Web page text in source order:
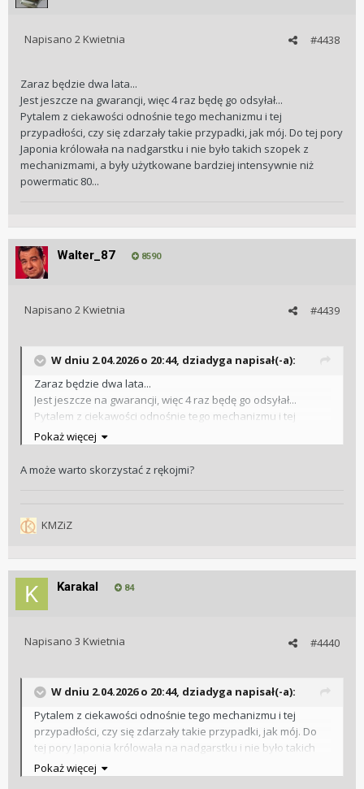
#4438
Napisano 2 Kwietnia
Zaraz będzie dwa lata...
Jest jeszcze na gwarancji, więc 4 raz będę go odsyłał...
Pytalem z ciekawości odnośnie tego mechanizmu i tej
przypadłości, czy się zdarzały takie przypadki, jak mój. Do tej pory
Japonia królowała na nadgarstku i nie było takich szopek z
mechanizmami, a były użytkowane bardziej intensywnie niż
powermatic 80...
Walter_87 8590
#4439
Napisano 2 Kwietnia
W dniu 2.04.2026 o 20:44, dziadyga napisał(-a):
Zaraz będzie dwa lata...
Jest jeszcze na gwarancji, więc 4 raz będę go odsyłał...
Pytalem z ciekawości odnośnie tego mechanizmu i tej
przypadłości, czy się zdarzały takie przypadki, jak mój. Do
tej pory Japonia królowała na nadgarstku i nie było takich
szopek z mechanizmami, a były użytkowane bardziej
intensywnie niż powermatic 80...
Pokaż więcej
A może warto skorzystać z rękojmi?
KMZiZ
Karakal 84
#4440
Napisano 3 Kwietnia
W dniu 2.04.2026 o 20:44, dziadyga napisał(-a):
Pytalem z ciekawości odnośnie tego mechanizmu i tej
przypadłości, czy się zdarzały takie przypadki, jak mój. Do
tej pory Japonia królowała na nadgarstku i nie było takich
szopek z mechanizmami, a były użytkowane bardziej
intensywnie niż powermatic 80...
Pokaż więcej